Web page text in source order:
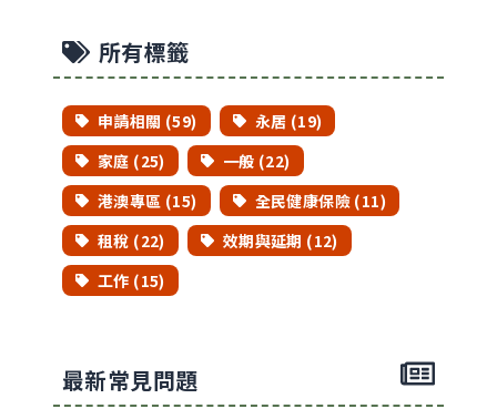
所有標籤
申請相關 (59)
永居 (19)
家庭 (25)
一般 (22)
港澳專區 (15)
全民健康保險 (11)
租稅 (22)
效期與延期 (12)
工作 (15)
最新常見問題